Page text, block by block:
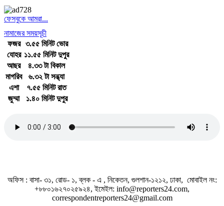
ফেসবুকে আমরা...
নামাজের সময়সূচী
ফজর
৩.৫৫ মিনিট ভোর
যোহর ১১.৫৫ মিনিট দুপুর
আছর
৪.৩৩ টা বিকাল
মাগরিব
৬.৩২ টা সন্ধ্যা
এশা
৭.৫৫ মিনিট রাত
জুম্মা
১.৪০ মিনিট দুপুর
অফিস : বাসা- ৩১, রোড- ১, ব্লক - এ , নিকেতন, গুলশান-১২১২, ঢাকা, মোবাইল নং:
+৮৮০১৬২৭০২৫৯২৪, ইমেইল: info@reporters24.com,
correspondentreporters24@gmail.com